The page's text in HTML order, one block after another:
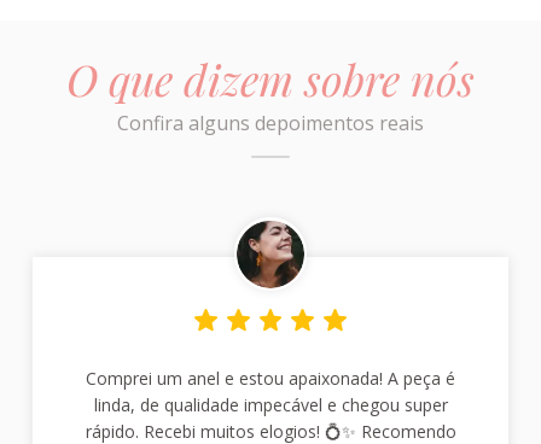
O que dizem sobre nós
Confira alguns depoimentos reais
Comprei um anel e estou apaixonada! A peça é
linda, de qualidade impecável e chegou super
rápido. Recebi muitos elogios! 💍✨ Recomendo